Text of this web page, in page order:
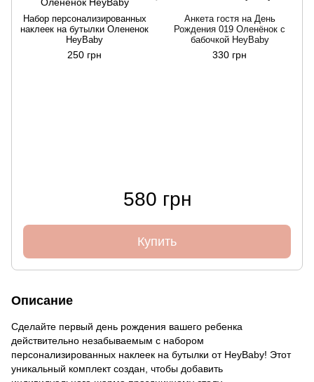
Набор персонализированных
наклеек на бутылки Олененок
HeyBaby
250 грн
Анкета гостя на День
Рождения 019 Оленёнок с
бабочкой HeyBaby
330 грн
580 грн
Купить
Описание
Сделайте первый день рождения вашего ребенка
действительно незабываемым с набором
персонализированных наклеек на бутылки от HeyBaby! Этот
уникальный комплект создан, чтобы добавить